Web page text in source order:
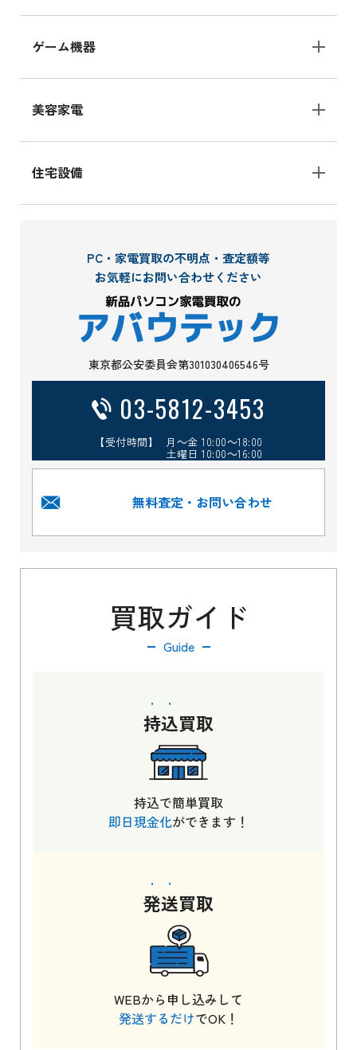
ゲーム機器
美容家電
住宅設備
PC・家電買取の不明点・査定額等
お気軽にお問い合わせください
東京都公安委員会第301030406546号
03-5812-3453
【受付時間】 月～金 10:00～18:00
土曜日 10:00～16:00
無料査定・お問い合わせ
買取ガイド
Guide
持込買取
持込で簡単買取
即日現金化ができます！
発送買取
WEBから申し込みして
発送するだけでOK！